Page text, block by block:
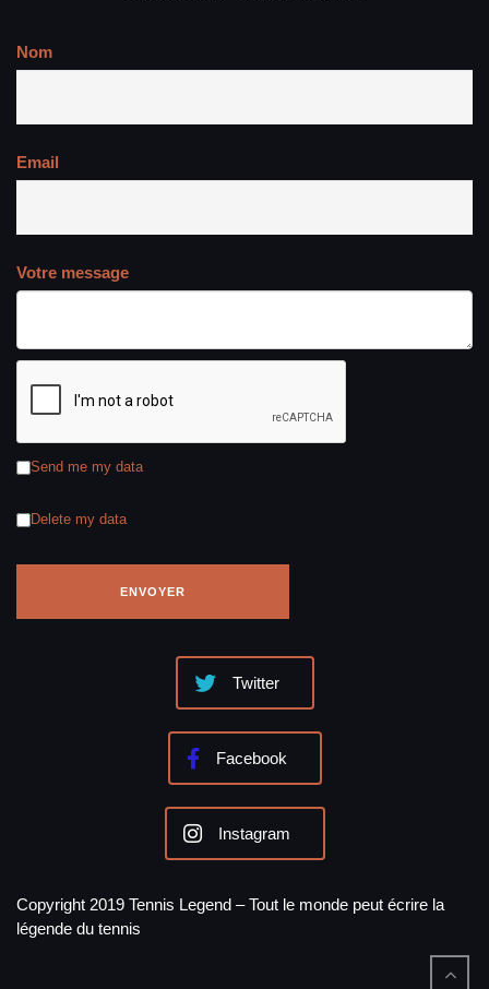
Nom
Email
Votre message
Send me my data
Delete my data
Twitter
Facebook
Instagram
Copyright 2019 Tennis Legend – Tout le monde peut écrire la
légende du tennis